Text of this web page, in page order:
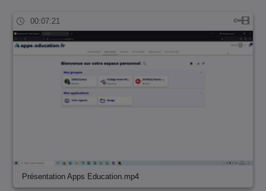
00:07:21
Présentation Apps Education.mp4